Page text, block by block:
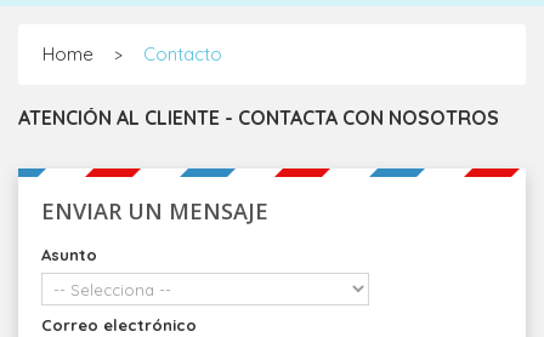
Home > Contacto
ATENCIÓN AL CLIENTE - CONTACTA CON NOSOTROS
ENVIAR UN MENSAJE
Asunto
Correo electrónico